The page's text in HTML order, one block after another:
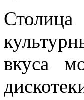
Столица
вкуса